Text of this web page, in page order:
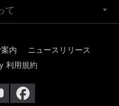
て
内
ニュースリリース
利用規約